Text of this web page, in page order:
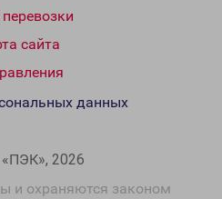
сайта
2026
и охраняются законом
данных